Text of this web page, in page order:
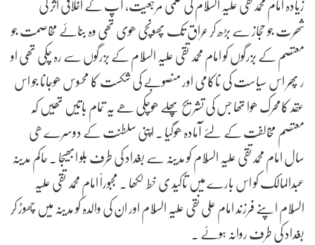
شھرت جو حجاز سے بڑھ کر عراق تک پھونچی ھوی تھی وہ بنائے مخاصمت جو
معتصم کے بزرگوں کو امام محمد تقی علیہ السّلام کے بزرگوں سے رہ چکی تھی او
ر پھر اس سیاست کی ناکامی اور منصوبے کی شکست کا محسوس ھوجانا جو اس
عقد کامحرک ھوا تھا جس کی تشریح پھلے ھوچکی ھے یہ تمام باتیں تھیں کہ
معتصم مخالفت کے لئے آمادہ ھوگیا . اپنی سلطنت کے دوسرے ھی
سال امام محمدتقی علیہ السّلام کو مدینہ سے بغداد کی طرف بلو ابھیجا . حاکم مدینہ
عبدالمالک کو اس بارے میں تاکید ی خط لکھا . مجبوراً امام محمد تقی علیہ
السّلام اپنے فرزند امام علی نقی علیہ السّلام اور ان کی والدہ کو مدینہ میں چھوڑ کر
بغداد کی طرف روانہ ہوئے .